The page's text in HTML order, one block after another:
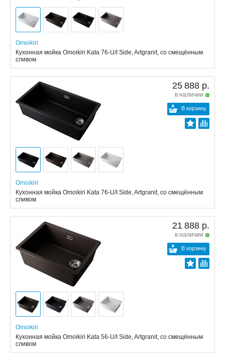
Omoikiri
Кухонная мойка Omoikiri Kata 76-U/I Side, Artgranit, со смещённым
сливом
25 888 р.
в наличии
В корзину
Omoikiri
Кухонная мойка Omoikiri Kata 76-U/I Side, Artgranit, со смещённым
сливом
21 888 р.
в наличии
В корзину
Omoikiri
Кухонная мойка Omoikiri Kata 56-U/I Side, Artgranit, со смещённым
сливом